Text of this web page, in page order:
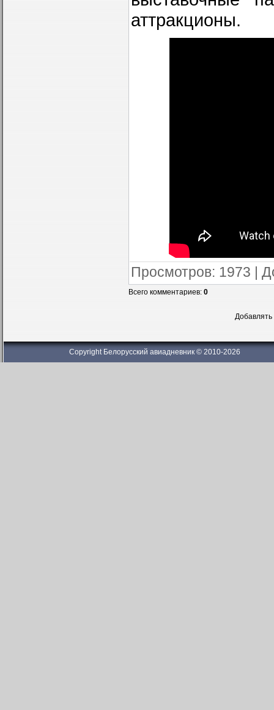
аттракционы.
Просмотров: 1973 |
Всего комментариев:0
Добавлять
Copyright Белорусский авиадневник © 2010-2026